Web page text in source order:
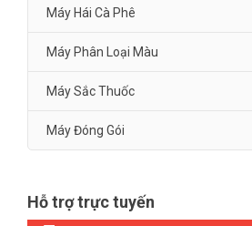
Máy Hái Cà Phê
Máy Phân Loại Màu
Máy Sắc Thuốc
Máy Đóng Gói
Hỗ trợ trực tuyến